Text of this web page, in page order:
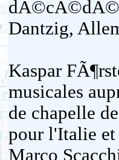
dÃ©cÃ©dÃ©
Dantzig,
Kaspar
musicales
de chapelle
pour l'Italie
Marco